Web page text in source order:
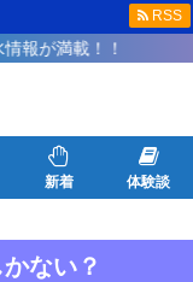
が満載！！
新着 体験談
RSS
ない？